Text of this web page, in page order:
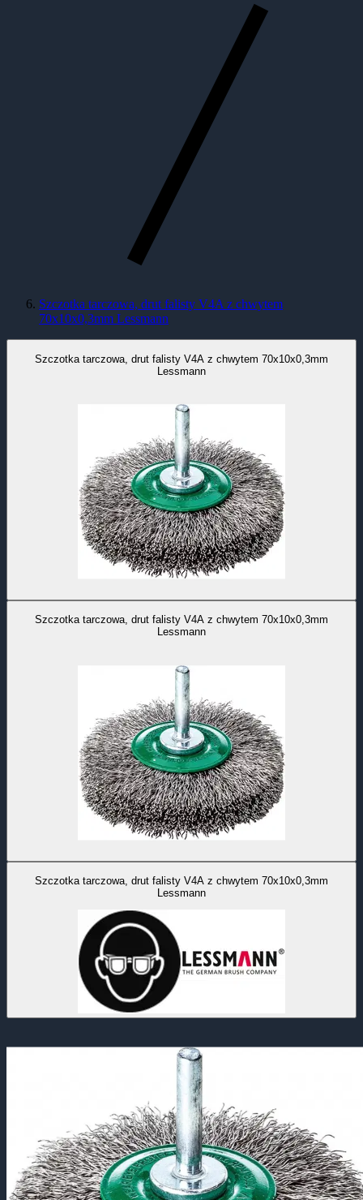
Szczotka tarczowa, drut falisty V4A z chwytem
70x10x0,3mm Lessmann
Szczotka tarczowa, drut falisty V4A z chwytem 70x10x0,3mm
Lessmann
Szczotka tarczowa, drut falisty V4A z chwytem 70x10x0,3mm
Lessmann
Szczotka tarczowa, drut falisty V4A z chwytem 70x10x0,3mm
Lessmann